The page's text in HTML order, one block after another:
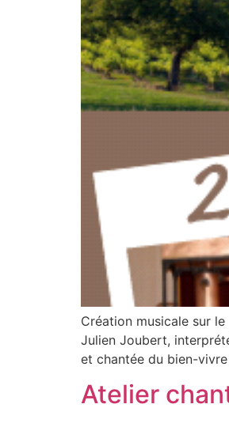
Création musicale sur
Julien Joubert,
et chantée du bien-
Atelier